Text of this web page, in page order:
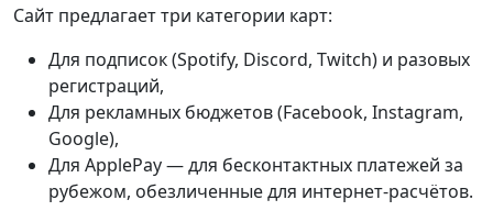
Сайт предлагает три категории карт:
Для подписок (Spotify, Discord, Twitch) и разовых
регистраций,
Для рекламных бюджетов (Facebook, Instagram,
Google),
Для ApplePay — для бесконтактных платежей за
рубежом, обезличенные для интернет-расчётов.